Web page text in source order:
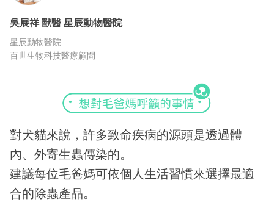
吳展祥 獸醫 星辰動物醫院
星辰動物醫院
百世生物科技醫療顧問
對犬貓來說，許多致命疾病的源頭是透過體
內、外寄生蟲傳染的。
建議每位毛爸媽可依個人生活習慣來選擇最適
合的除蟲產品。